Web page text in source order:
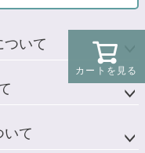
カートを見る
ついて
いて